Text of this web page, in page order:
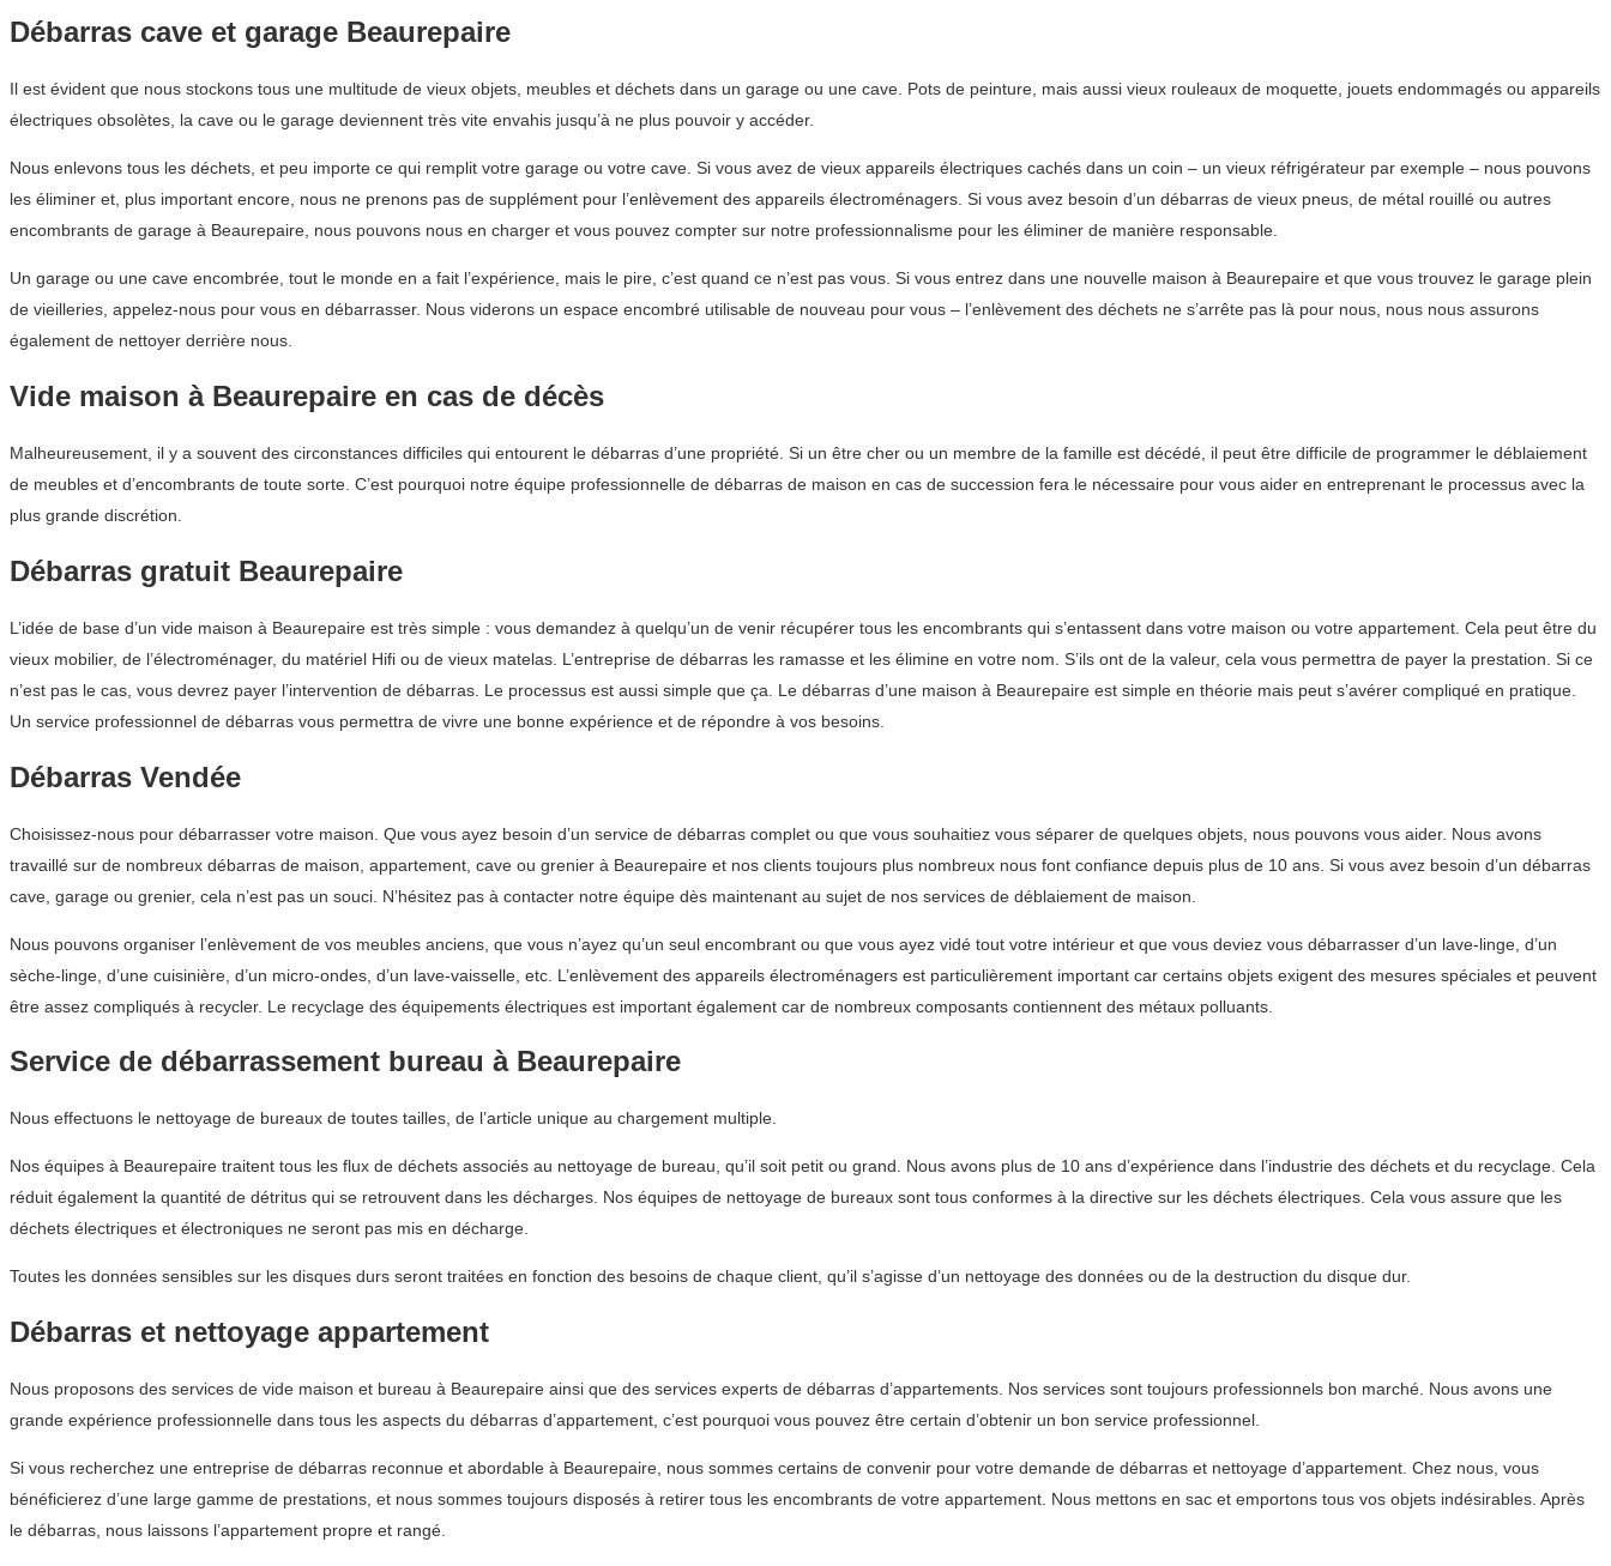
Débarras cave et garage Beaurepaire
Il est évident que nous stockons tous une multitude de vieux objets, meubles et déchets dans un garage ou une cave. Pots de peinture, mais aussi vieux rouleaux de moquette, jouets endommagés ou appareils
électriques obsolètes, la cave ou le garage deviennent très vite envahis jusqu’à ne plus pouvoir y accéder.
Nous enlevons tous les déchets, et peu importe ce qui remplit votre garage ou votre cave. Si vous avez de vieux appareils électriques cachés dans un coin – un vieux réfrigérateur par exemple – nous pouvons
les éliminer et, plus important encore, nous ne prenons pas de supplément pour l’enlèvement des appareils électroménagers. Si vous avez besoin d’un débarras de vieux pneus, de métal rouillé ou autres
encombrants de garage à Beaurepaire, nous pouvons nous en charger et vous pouvez compter sur notre professionnalisme pour les éliminer de manière responsable.
Un garage ou une cave encombrée, tout le monde en a fait l’expérience, mais le pire, c’est quand ce n’est pas vous. Si vous entrez dans une nouvelle maison à Beaurepaire et que vous trouvez le garage plein
de vieilleries, appelez-nous pour vous en débarrasser. Nous viderons un espace encombré utilisable de nouveau pour vous – l’enlèvement des déchets ne s’arrête pas là pour nous, nous nous assurons
également de nettoyer derrière nous.
Vide maison à Beaurepaire en cas de décès
Malheureusement, il y a souvent des circonstances difficiles qui entourent le débarras d’une propriété. Si un être cher ou un membre de la famille est décédé, il peut être difficile de programmer le déblaiement
de meubles et d’encombrants de toute sorte. C’est pourquoi notre équipe professionnelle de débarras de maison en cas de succession fera le nécessaire pour vous aider en entreprenant le processus avec la
plus grande discrétion.
Débarras gratuit Beaurepaire
L’idée de base d’un vide maison à Beaurepaire est très simple : vous demandez à quelqu’un de venir récupérer tous les encombrants qui s’entassent dans votre maison ou votre appartement. Cela peut être du
vieux mobilier, de l’électroménager, du matériel Hifi ou de vieux matelas. L’entreprise de débarras les ramasse et les élimine en votre nom. S’ils ont de la valeur, cela vous permettra de payer la prestation. Si ce
n’est pas le cas, vous devrez payer l’intervention de débarras. Le processus est aussi simple que ça. Le débarras d’une maison à Beaurepaire est simple en théorie mais peut s’avérer compliqué en pratique.
Un service professionnel de débarras vous permettra de vivre une bonne expérience et de répondre à vos besoins.
Débarras Vendée
Choisissez-nous pour débarrasser votre maison. Que vous ayez besoin d’un service de débarras complet ou que vous souhaitiez vous séparer de quelques objets, nous pouvons vous aider. Nous avons
travaillé sur de nombreux débarras de maison, appartement, cave ou grenier à Beaurepaire et nos clients toujours plus nombreux nous font confiance depuis plus de 10 ans. Si vous avez besoin d’un débarras
cave, garage ou grenier, cela n’est pas un souci. N’hésitez pas à contacter notre équipe dès maintenant au sujet de nos services de déblaiement de maison.
Nous pouvons organiser l’enlèvement de vos meubles anciens, que vous n’ayez qu’un seul encombrant ou que vous ayez vidé tout votre intérieur et que vous deviez vous débarrasser d’un lave-linge, d’un
sèche-linge, d’une cuisinière, d’un micro-ondes, d’un lave-vaisselle, etc. L’enlèvement des appareils électroménagers est particulièrement important car certains objets exigent des mesures spéciales et peuvent
être assez compliqués à recycler. Le recyclage des équipements électriques est important également car de nombreux composants contiennent des métaux polluants.
Service de débarrassement bureau à Beaurepaire
Nous effectuons le nettoyage de bureaux de toutes tailles, de l’article unique au chargement multiple.
Nos équipes à Beaurepaire traitent tous les flux de déchets associés au nettoyage de bureau, qu’il soit petit ou grand. Nous avons plus de 10 ans d’expérience dans l’industrie des déchets et du recyclage. Cela
réduit également la quantité de détritus qui se retrouvent dans les décharges. Nos équipes de nettoyage de bureaux sont tous conformes à la directive sur les déchets électriques. Cela vous assure que les
déchets électriques et électroniques ne seront pas mis en décharge.
Toutes les données sensibles sur les disques durs seront traitées en fonction des besoins de chaque client, qu’il s’agisse d’un nettoyage des données ou de la destruction du disque dur.
Débarras et nettoyage appartement
Nous proposons des services de vide maison et bureau à Beaurepaire ainsi que des services experts de débarras d’appartements. Nos services sont toujours professionnels bon marché. Nous avons une
grande expérience professionnelle dans tous les aspects du débarras d’appartement, c’est pourquoi vous pouvez être certain d’obtenir un bon service professionnel.
Si vous recherchez une entreprise de débarras reconnue et abordable à Beaurepaire, nous sommes certains de convenir pour votre demande de débarras et nettoyage d’appartement. Chez nous, vous
bénéficierez d’une large gamme de prestations, et nous sommes toujours disposés à retirer tous les encombrants de votre appartement. Nous mettons en sac et emportons tous vos objets indésirables. Après
le débarras, nous laissons l’appartement propre et rangé.